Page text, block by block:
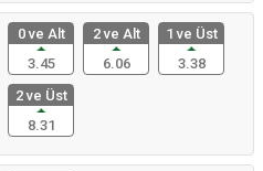
0 ve Alt
3.45
2 ve Alt
6.06
1 ve Üst
3.38
2 ve Üst
8.31